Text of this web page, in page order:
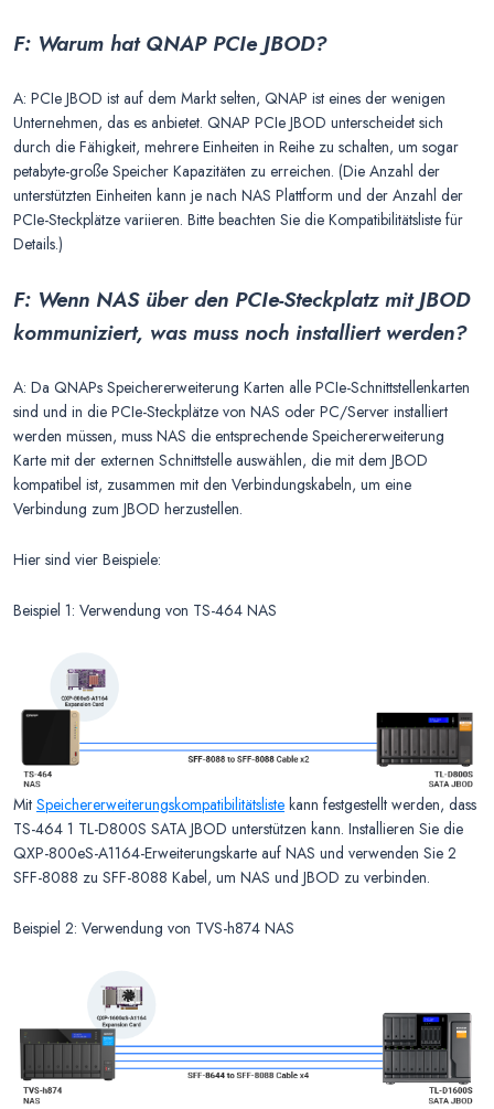
F: Warum hat QNAP PCIe JBOD?
A: PCIe JBOD ist auf dem Markt selten, QNAP ist eines der wenigen
Unternehmen, das es anbietet. QNAP PCIe JBOD unterscheidet sich
durch die Fähigkeit, mehrere Einheiten in Reihe zu schalten, um sogar
petabyte-große Speicher Kapazitäten zu erreichen. (Die Anzahl der
unterstützten Einheiten kann je nach NAS Plattform und der Anzahl der
PCIe-Steckplätze variieren. Bitte beachten Sie die Kompatibilitätsliste für
Details.)
F: Wenn NAS über den PCIe-Steckplatz mit JBOD
kommuniziert, was muss noch installiert werden?
A: Da QNAPs Speichererweiterung Karten alle PCIe-Schnittstellenkarten
sind und in die PCIe-Steckplätze von NAS oder PC/Server installiert
werden müssen, muss NAS die entsprechende Speichererweiterung
Karte mit der externen Schnittstelle auswählen, die mit dem JBOD
kompatibel ist, zusammen mit den Verbindungskabeln, um eine
Verbindung zum JBOD herzustellen.
Hier sind vier Beispiele:
Beispiel 1: Verwendung von TS-464 NAS
Mit Speichererweiterungskompatibilitätsliste kann festgestellt werden, dass
TS-464 1 TL-D800S SATA JBOD unterstützen kann. Installieren Sie die
QXP-800eS-A1164-Erweiterungskarte auf NAS und verwenden Sie 2
SFF-8088 zu SFF-8088 Kabel, um NAS und JBOD zu verbinden.
Beispiel 2: Verwendung von TVS-h874 NAS